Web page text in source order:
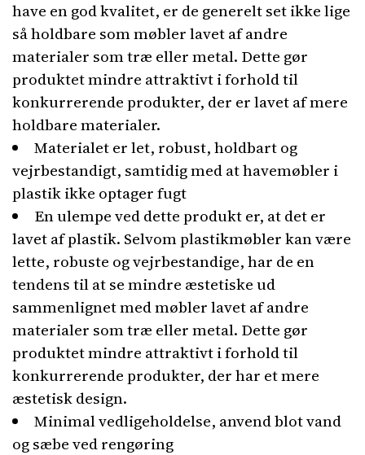
have en god kvalitet, er de generelt set ikke lige
så holdbare som møbler lavet af andre
materialer som træ eller metal. Dette gør
produktet mindre attraktivt i forhold til
konkurrerende produkter, der er lavet af mere
holdbare materialer.
Materialet er let, robust, holdbart og
vejrbestandigt, samtidig med at havemøbler i
plastik ikke optager fugt
En ulempe ved dette produkt er, at det er
lavet af plastik. Selvom plastikmøbler kan være
lette, robuste og vejrbestandige, har de en
tendens til at se mindre æstetiske ud
sammenlignet med møbler lavet af andre
materialer som træ eller metal. Dette gør
produktet mindre attraktivt i forhold til
konkurrerende produkter, der har et mere
æstetisk design.
Minimal vedligeholdelse, anvend blot vand
og sæbe ved rengøring